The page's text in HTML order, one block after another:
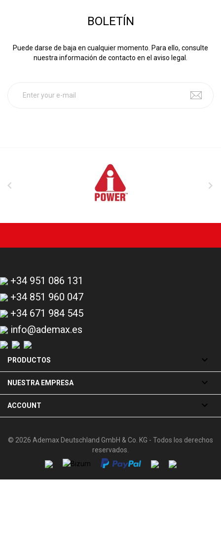
BOLETÍN
Puede darse de baja en cualquier momento. Para ello, consulte
nuestra información de contacto en el aviso legal.
 
+34 951 086 131
+34 851 960 047
+34 671 984 545
info@ademax.es
PRODUCTOS 
NUESTRA EMPRESA 
ACCOUNT 
© 2026 Ademax Deutschland GmbH & Co. KG - Todos los derechos
reservados.